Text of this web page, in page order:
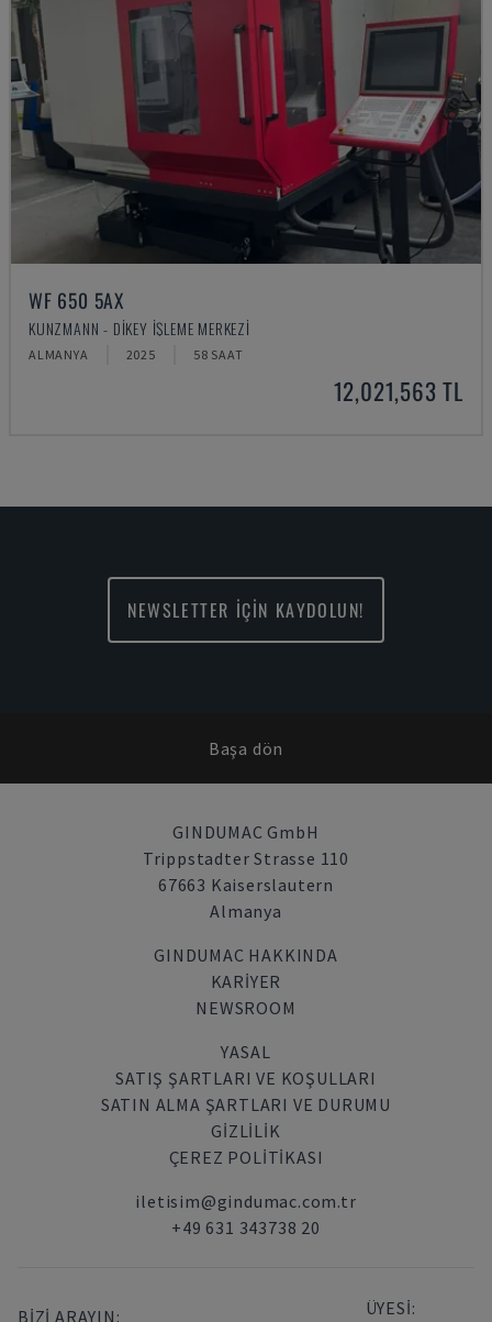
WF 650 5AX
KUNZMANN - DIKEY İŞLEME MERKEZI
ALMANYA 2025 58 SAAT
12,021,563 TL
NEWSLETTER İÇİN KAYDOLUN!
Başa dön
GINDUMAC GmbH
Trippstadter Strasse 110
67663 Kaiserslautern
Almanya
GINDUMAC HAKKINDA
KARIYER
NEWSROOM
YASAL
SATIŞ ŞARTLARI VE KOŞULLARI
SATIN ALMA ŞARTLARI VE DURUMU
GİZLİLİK
ÇEREZ POLITIKASI
iletisim@gindumac.com.tr
+49 631 343738 20
BİZİ ARAYIN: ÜYESİ: